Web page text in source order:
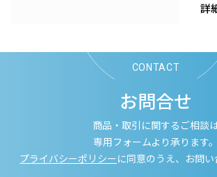
詳
CONTACT
お問合せ
商品・取引に関するご相談
専用フォームより承ります。
プライバシーポリシー に同意のうえ、お問い